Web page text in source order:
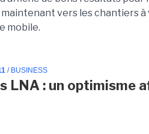
vers les chantiers
mobile.
/ BUSINESS
LNA : un optimisme